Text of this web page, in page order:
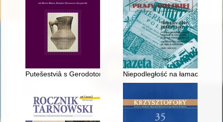
Putešestviâ s Gerodotom po okrainam imperii: Ân Potockij i
Niepodległość na łamach